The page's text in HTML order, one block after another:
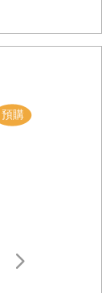
很重要，而這個
前能更仔細、充
現新的疑惑，這
在這個思考歷程
」因此成為老師
但你也可以要求